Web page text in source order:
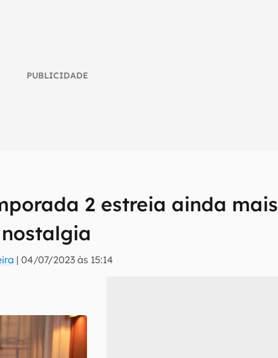
PUBLICIDADE
2 estreia ainda mais
|04/07/2023 às 15:14
tech!
notícias e reviews sobre tecnologia em primeira
inscreva-se